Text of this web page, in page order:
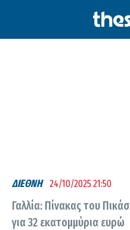
ΠΙΚΆΣΟ
ΔΙΕΘΝΗ 24/10/2025 21:50
Γαλλία: Πίνακας του
για 32 εκατομμύρια ευρώ